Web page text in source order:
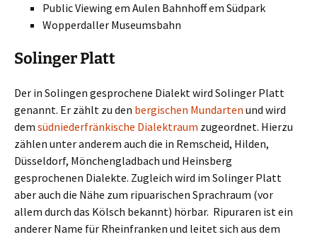
Public Viewing em Aulen Bahnhoff em Südpark
Wopperdaller Museumsbahn
Solinger Platt
Der in Solingen gesprochene Dialekt wird Solinger Platt
genannt. Er zählt zu den bergischen Mundarten und wird
dem südniederfränkische Dialektraum zugeordnet. Hierzu
zählen unter anderem auch die in Remscheid, Hilden,
Düsseldorf, Mönchengladbach und Heinsberg
gesprochenen Dialekte. Zugleich wird im Solinger Platt
aber auch die Nähe zum ripuarischen Sprachraum (vor
allem durch das Kölsch bekannt) hörbar. Ripuraren ist ein
anderer Name für Rheinfranken und leitet sich aus dem